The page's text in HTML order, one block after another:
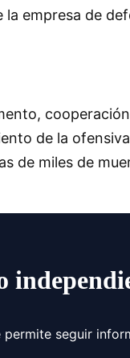
empresa de
de la
de miles de
seguir